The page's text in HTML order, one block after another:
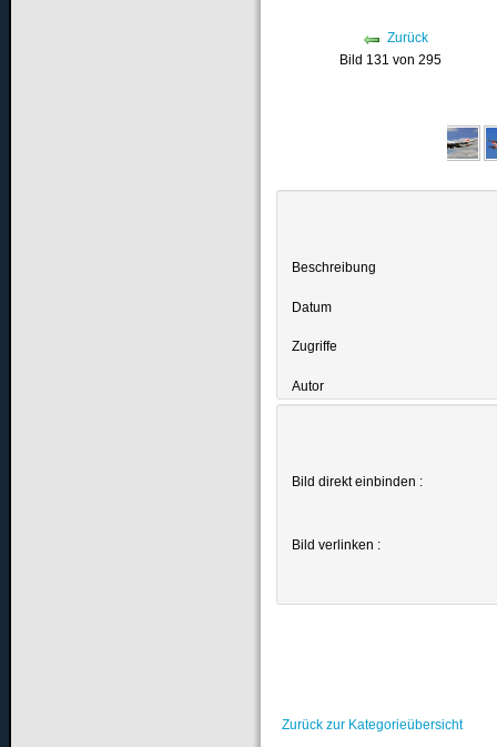
Zurück
Bild 131 von 295
Beschreibung
Datum
Zugriffe
Autor
Bild direkt einbinden :
Bild verlinken :
Zurück zur Kategorieübersicht